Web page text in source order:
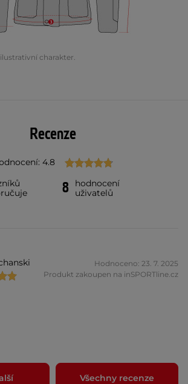
charakter.
Recenze
4.8
8
hodnocení
uživatelů
Hodnoceno: 23. 7. 2025
Produkt zakoupen na inSPORTline.cz
Všechny recenze